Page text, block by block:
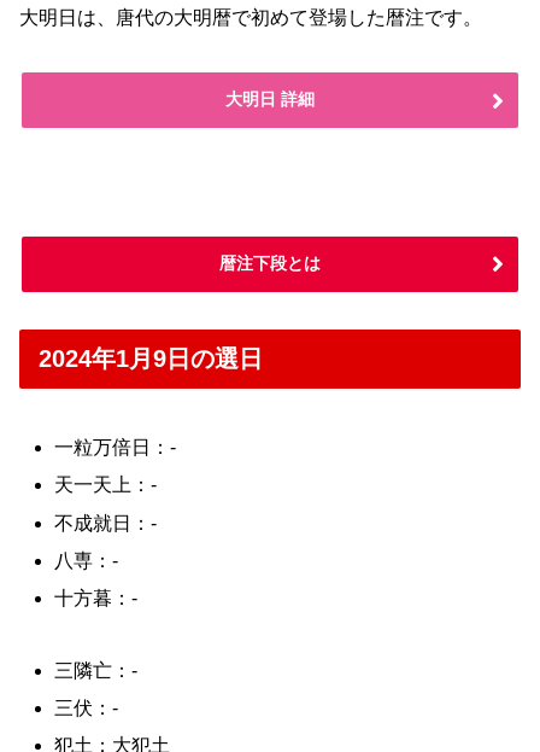
大明日は、唐代の大明暦で初めて登場した暦注です。
大明日 詳細
暦注下段とは
2024年1月9日の選日
一粒万倍日：-
天一天上：-
不成就日：-
八専：-
十方暮：-
三隣亡：-
三伏：-
犯土：大犯土